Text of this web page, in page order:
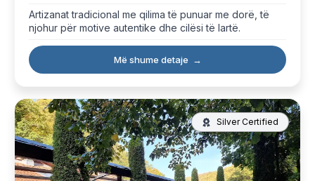
Artizanat tradicional me qilima të punuar me dorë, të
njohur për motive autentike dhe cilësi të lartë.
Më shume detaje →
Silver Certified